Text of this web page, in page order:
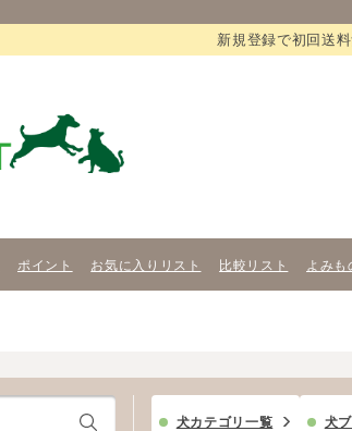
新規登録で初回送
ポイント お気に入りリスト 比較リスト よみも
犬カテゴリ一覧 犬